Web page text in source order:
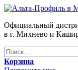
Официальный
в г. Михнево и
Корзина